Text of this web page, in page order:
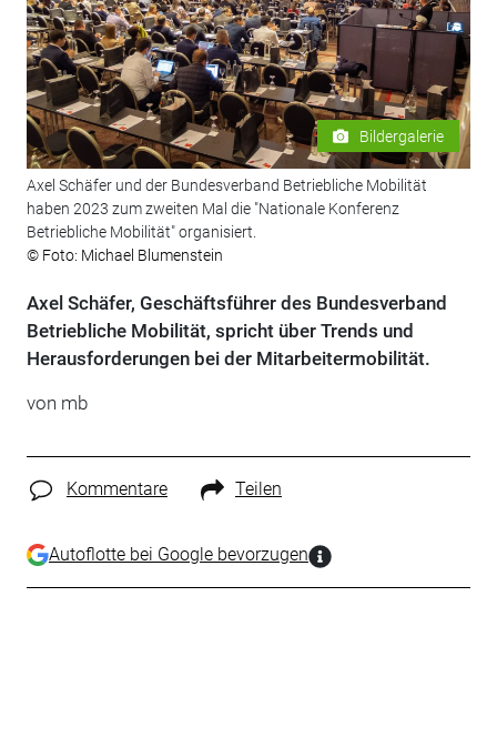
Bildergalerie
Axel Schäfer und der Bundesverband Betriebliche Mobilität
haben 2023 zum zweiten Mal die "Nationale Konferenz
Betriebliche Mobilität" organisiert.
© Foto: Michael Blumenstein
Axel Schäfer, Geschäftsführer des Bundesverband
Betriebliche Mobilität, spricht über Trends und
Herausforderungen bei der Mitarbeitermobilität.
von mb
Kommentare Teilen
Autoflotte bei Google bevorzugen